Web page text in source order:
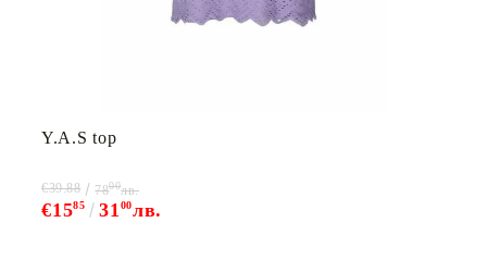
Y.A.S top
€1585 31 00лв.
€39.88 7800лв.